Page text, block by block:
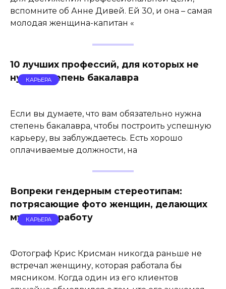
вспомните об Анне Дивей. Ей 30, и она – самая
молодая женщина-капитан «
10 лучших профессий, для которых не
нужна степень бакалавра
КАРЬЕРА
Если вы думаете, что вам обязательно нужна
степень бакалавра, чтобы построить успешную
карьеру, вы заблуждаетесь. Есть хорошо
оплачиваемые должности, на
Вопреки гендерным стереотипам:
потрясающие фото женщин, делающих
мужскую работу
КАРЬЕРА
Фотограф Крис Крисман никогда раньше не
встречал женщину, которая работала бы
мясником. Когда один из его клиентов